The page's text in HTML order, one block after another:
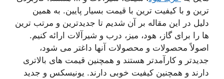
ترین و با کیفیت ترین با قیمت بسیار پایین. به همین
دلیل در این مقاله بر آن شدیم تا جدیدترین و مرتب ترین
ها را برای گاز، هود، میز، درب و شیرآلات ارائه کنیم.
اصولاً محصولات و محصولات آنها داغتر می شود،
جدیدتر و کارآمدتر هستند و همچنین قیمت های بالاتری
دارند و همچنین کیفیت خوبی دارند. یونیسکس و جدید